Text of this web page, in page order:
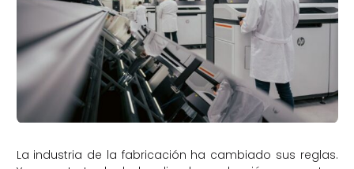
La industria de la fabricación ha cambiado sus reglas.